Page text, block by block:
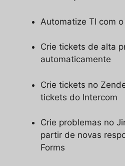
Automatize TI com
Crie tickets de alta
automaticamente
Crie tickets no
tickets do Intercom
Crie problemas no
partir de novas
Forms